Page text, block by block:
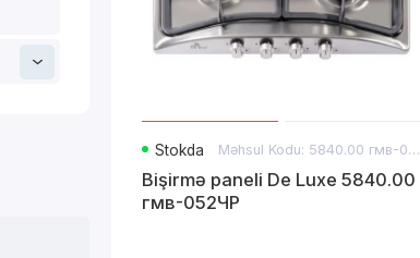
Stokda Məhsul Kodu: 5840.00 гмв-052ЧР
Bişirmə paneli De Luxe 5840.00
гмв-052ЧР